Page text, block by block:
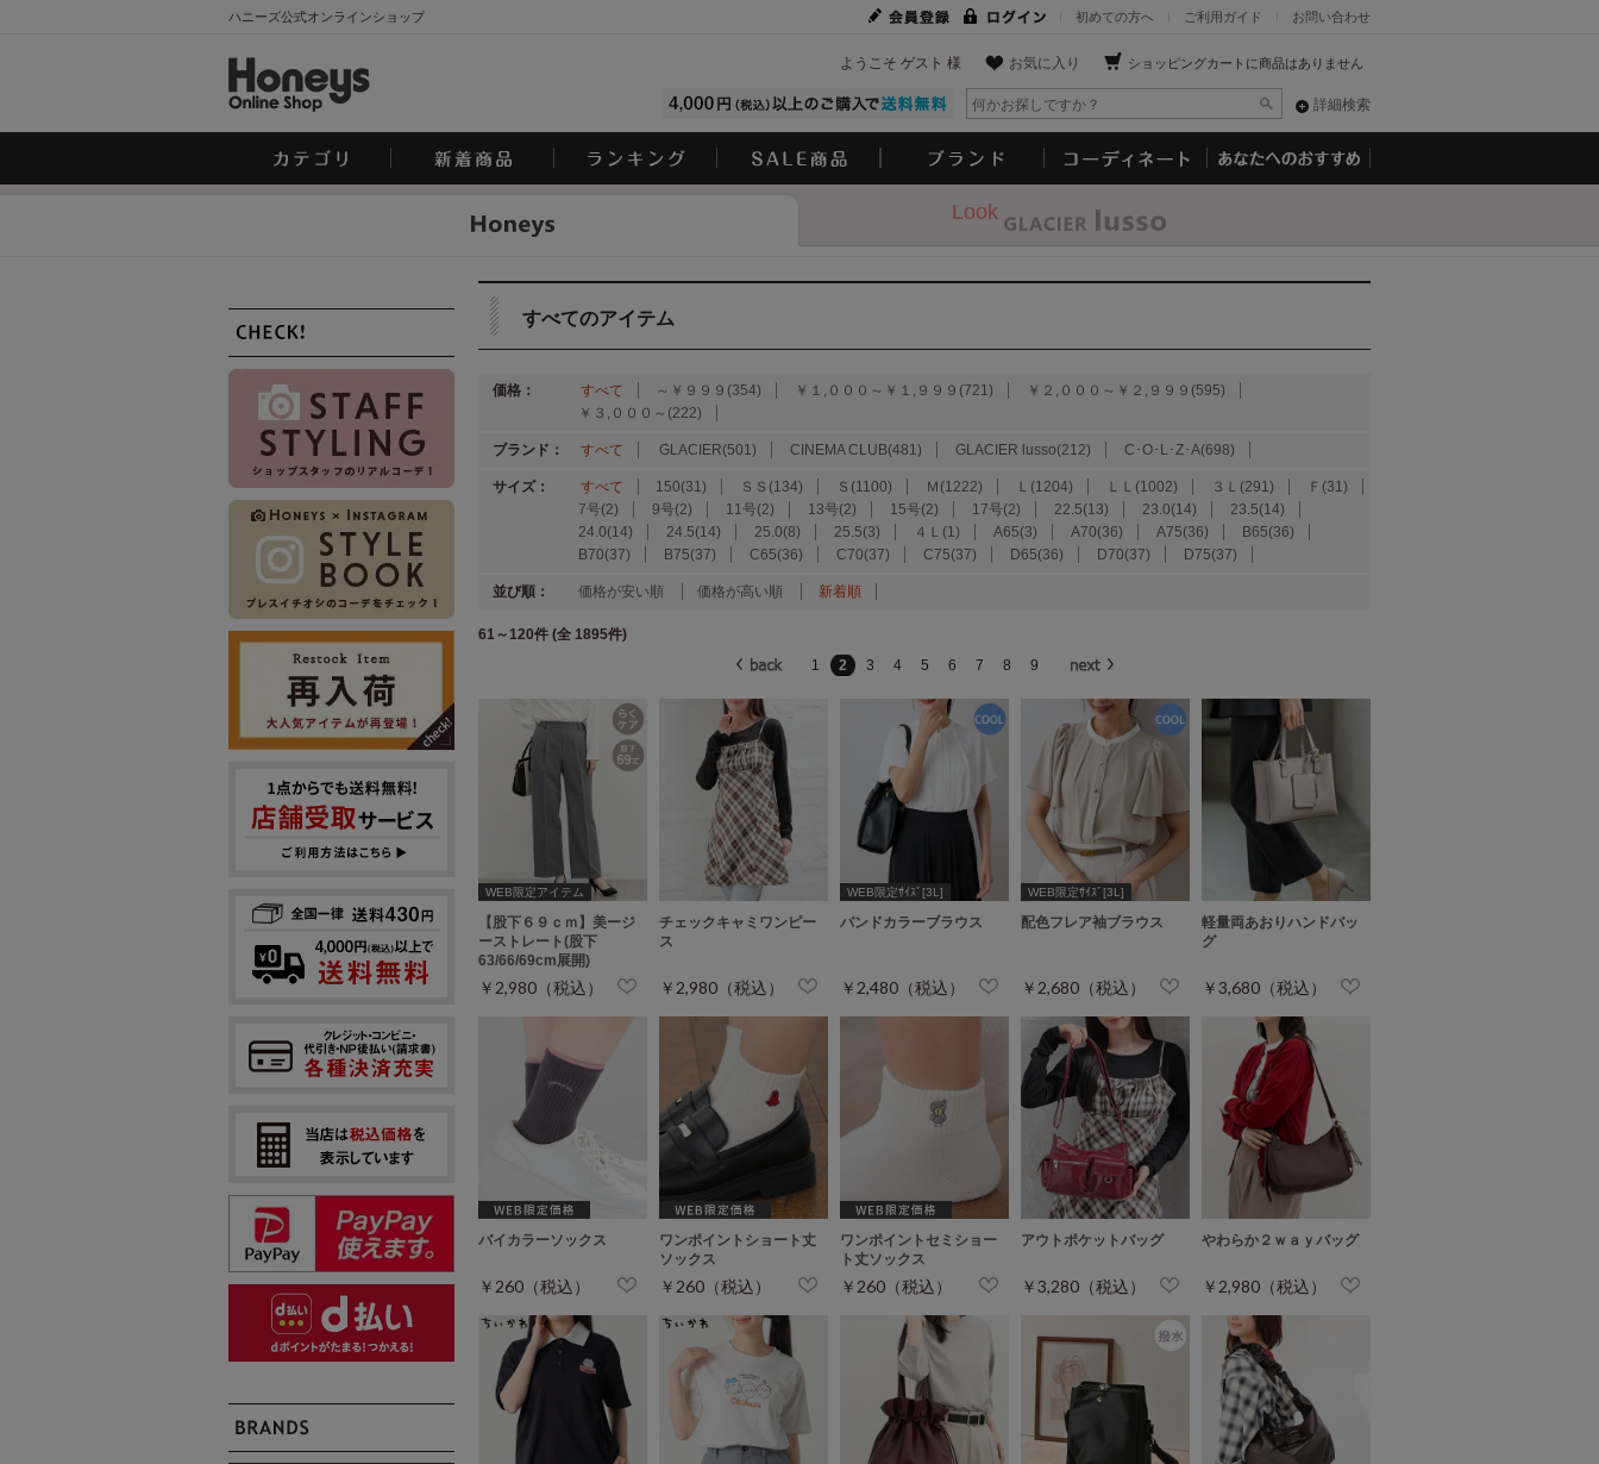
ハニーズ公式オンラインショップ お問い合わせ
ご利用ガイド
初めての方へ
ショッピングカートに商品はありません
お気に入り
ようこそ ゲスト 様
詳細検索
Look
すべてのアイテム
価格： すべて ～￥９９９(354) ￥１,０００～￥１,９９９(721)
￥２,０００～￥２,９９９(595)
￥３,０００～(222)
ブランド： すべて GLACIER(501) CINEMA CLUB(481) GLACIER lusso(212) C･O･L･Z･A(698)
サイズ： すべて 150(31) ＳＳ(134) Ｓ(1100) Ｍ(1222) Ｌ(1204) ＬＬ(1002) ３Ｌ(291)
Ｆ(31)
7号(2)
9号(2) 11号(2) 13号(2) 15号(2) 17号(2) 22.5(13) 23.0(14)
23.5(14)
24.0(14)
24.5(14) 25.0(8) 25.5(3) ４Ｌ(1) A65(3) A70(36) A75(36)
B65(36)
B70(37)
B75(37) C65(36) C70(37) C75(37) D65(36) D70(37) D75(37)
並び順： 価格が安い順 価格が高い順 新着順
61～120件 (全 1895件)
1
2 3 4 5 6 7 8 9
WEB限定アイテム
【股下６９ｃｍ】美ージ
ーストレート(股下
63/66/69cm展開)
￥2,980（税込）
チェックキャミワンピー
ス
￥2,980（税込）
WEB限定ｻｲｽﾞ[3L]
バンドカラーブラウス
￥2,480（税込）
WEB限定ｻｲｽﾞ[3L]
配色フレア袖ブラウス
￥2,680（税込）
軽量両あおりハンドバッ
グ
￥3,680（税込）
バイカラーソックス
￥260（税込）
ワンポイントショート丈
ソックス
￥260（税込）
ワンポイントセミショー
ト丈ソックス
￥260（税込）
アウトポケットバッグ
￥3,280（税込）
やわらか２ｗａｙバッグ
￥2,980（税込）